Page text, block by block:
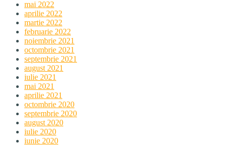
mai 2022
aprilie 2022
martie 2022
februarie 2022
noiembrie 2021
octombrie 2021
septembrie 2021
august 2021
iulie 2021
mai 2021
aprilie 2021
octombrie 2020
septembrie 2020
august 2020
iulie 2020
iunie 2020